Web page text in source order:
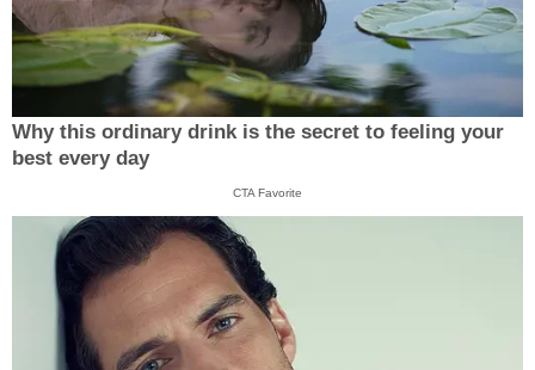
Why this ordinary drink is the secret to feeling your
best every day
CTA Favorite